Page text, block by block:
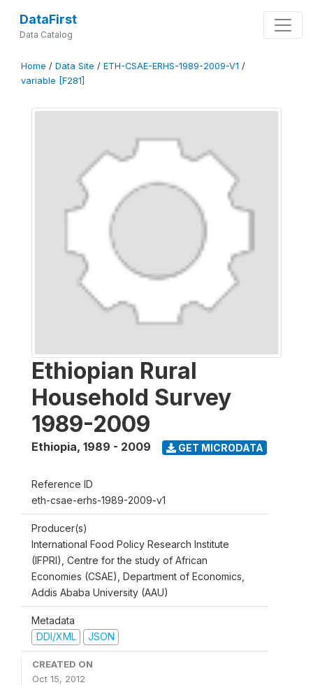
DataFirst
Data Catalog
Home / Data Site / ETH-CSAE-ERHS-1989-2009-V1 /
variable [F281]
Ethiopian Rural
Household Survey
1989-2009
Ethiopia, 1989 - 2009 GET MICRODATA
Reference ID
eth-csae-erhs-1989-2009-v1
Producer(s)
International Food Policy Research Institute
(IFPRI), Centre for the study of African
Economies (CSAE), Department of Economics,
Addis Ababa University (AAU)
Metadata
DDI/XML
JSON
CREATED ON
Oct 15, 2012